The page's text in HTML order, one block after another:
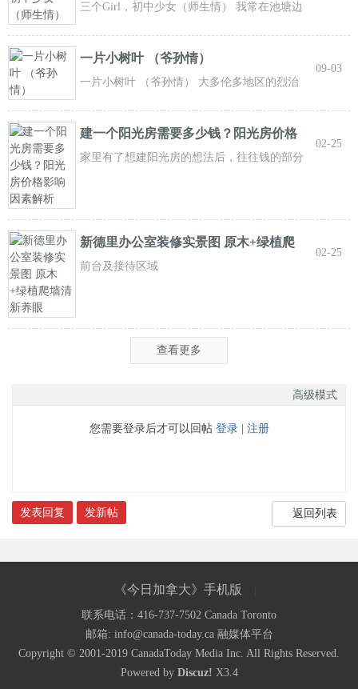
三个Girl，初中少女（师生情） 我常在池塘边
一片小树叶 （爷孙情）
一片小树叶 （爷孙情） 大多伦多地区的烈治
09-03
建一个阳光房需要多少钱？阳光房价格
影响因
家里有了想建阳光房的想法后，往往钱的部分
02-25
新德里办公室装修实景图 原木+绿植爬
墙清新
前台及接待区域
02-25
查看更多
高级模式
您需要登录后才可以回帖 登录| 注册
发表回复 发新帖 返回列表
《今日加拿大》手机版
《今日加拿大》只关注加拿大的网站，带您纵览今日
加国风采
联系电话：416-737-7502 Canada Toronto
邮箱: info@canada-today.ca 融媒体平台
Copyright © 2001-2019 CanadaToday Media Inc. All Rights Reserved.
Powered by Discuz! X3.4